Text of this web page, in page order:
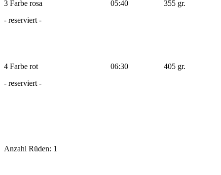
3 Farbe rosa
- reserviert -
05:40 355 gr.
4 Farbe rot
- reserviert -
06:30 405 gr.
Anzahl Rüden: 1